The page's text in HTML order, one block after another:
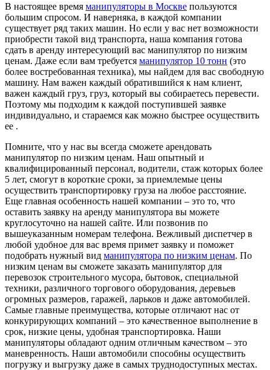
В настоящее время манипуляторы в Москве пользуются
большим спросом. И наверняка, в каждой компании
существует ряд таких машин. Но если у вас нет возможности
приобрести такой вид транспорта, наша компания готова
сдать в аренду интересующий вас манипулятор по низким
ценам. Даже если вам требуется манипулятор 10 тонн (это
более востребованная техника), мы найдем для вас свободную
машину. Нам важен каждый обратившийся к нам клиент,
важен каждый груз, груз, который вы собираетесь перевести.
Поэтому мы подходим к каждой поступившей заявке
индивидуально, и стараемся как можно быстрее осуществить
ее .
Помните, что у нас вы всегда сможете арендовать
манипулятор по низким ценам. Наш опытный и
квалифицированный персонал, водители, стаж которых более
5 лет, смогут в короткие сроки, за приемлемые цены
осуществить транспортировку груза на любое расстояние.
Еще главная особенность нашей компании – это то, что
оставить заявку на аренду манипулятора вы можете
круглосуточно на нашей сайте. Или позвонив по
вышеуказанным номерам телефона. Вежливый диспетчер в
любой удобное для вас время примет заявку и поможет
подобрать нужный вид манипулятора по низким ценам. По
низким ценам вы сможете заказать манипулятор для
перевозок строительного мусора, бытовок, специальной
техники, различного торгового оборудования, деревьев
огромных размеров, гаражей, ларьков и даже автомобилей.
Самые главные преимущества, которые отличают нас от
конкурирующих компаний – это качественное выполнение в
срок, низкие цены, удобная транспортировка. Наши
манипуляторы обладают одним отличным качеством – это
маневренность. Наши автомобили способны осуществить
погрузку и выгрузку даже в самых труднодоступных местах.